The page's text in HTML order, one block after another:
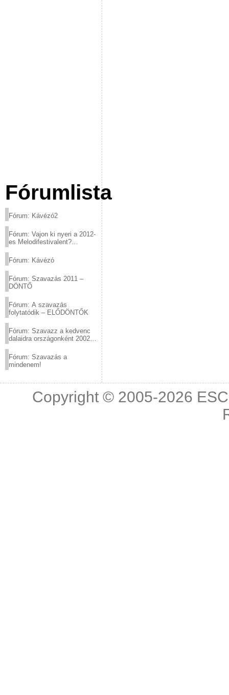
Fórumlista
Fórum: Kávézó2
Fórum: Vajon ki nyeri a 2012-
es Melodifestivalent?
Fórum: Kávézó
Fórum: Szavazás 2011 –
DÖNTŐ
Fórum: A szavazás
folytatódik – ELŐDÖNTŐK
Fórum: Szavazz a kedvenc
dalaidra országonként 2002
Fórum: Szavazás a
mindenem!
Copyright © 2005-2026